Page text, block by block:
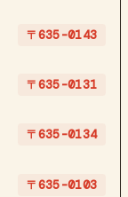
〒635-0143
〒635-0131
〒635-0134
〒635-0103